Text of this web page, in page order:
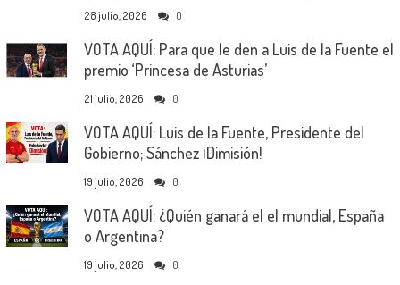
28 julio, 2026 0
VOTA AQUÍ: Para que le den a Luis de la Fuente el
premio ‘Princesa de Asturias’
21 julio, 2026 0
VOTA AQUÍ: Luis de la Fuente, Presidente del
Gobierno; Sánchez ¡Dimisión!
19 julio, 2026 0
VOTA AQUÍ: ¿Quién ganará el el mundial, España
o Argentina?
19 julio, 2026 0